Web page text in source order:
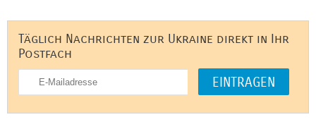
Täglich Nachrichten zur Ukraine direkt in Ihr
Postfach